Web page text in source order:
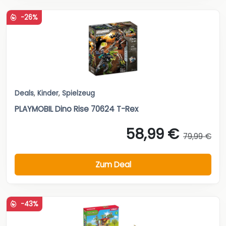
-26%
Deals, Kinder, Spielzeug
PLAYMOBIL Dino Rise 70624 T-Rex
58,99 € 79,99 €
Zum Deal
-43%